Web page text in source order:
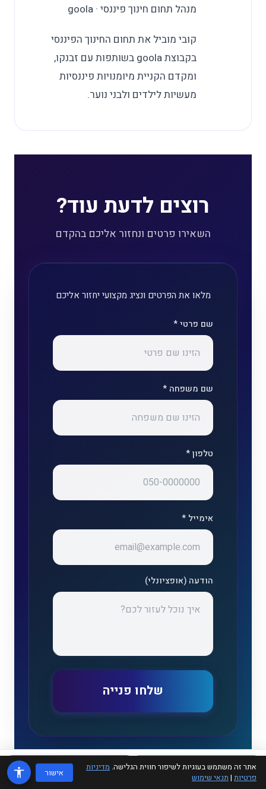
מנהל תחום חינוך פיננסי · goola
קובי מוביל את תחום החינוך הפיננסי
בקבוצת goola בשותפות עם זבנקו,
ומקדם הקניית מיומנויות פיננסיות
מעשיות לילדים ולבני נוער.
רוצים לדעת עוד?
השאירו פרטים ונחזור אליכם בהקדם
מלאו את הפרטים ונציג מקצועי יחזור אליכם
שם פרטי *
שם משפחה *
טלפון *
אימייל *
הודעה (אופציונלי)
שלחו פנייה
WhatsApp טלפון אתר זה משתמש בעוגיות לשיפור חווית הגלישה. מדיניות
פרטיות | תנאי שימוש אישור